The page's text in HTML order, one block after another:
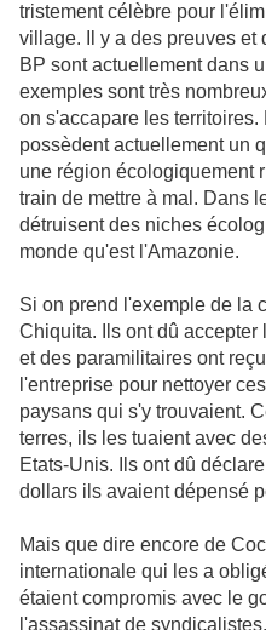
tristement célèbre pour
village. Il y a des preuves et
BP sont actuellement dans
exemples sont très
on s'accapare les
possèdent actuellement un
une région écologiquement
train de mettre à mal. Dans
détruisent des niches
monde qu'est l'Amazonie.
Si on prend l'exemple de la
Chiquita. Ils ont dû accepter
et des paramilitaires ont
l'entreprise pour nettoyer
paysans qui s'y trouvaient.
terres, ils les tuaient avec
Etats-Unis. Ils ont dû
dollars ils avaient dépensé
Mais que dire encore de
internationale qui les a
étaient compromis avec le
l'assassinat de syndicalistes.